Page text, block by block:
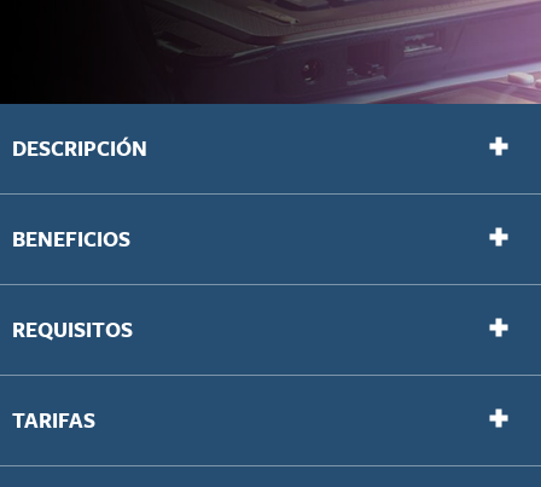
DESCRIPCIÓN
BENEFICIOS
REQUISITOS
TARIFAS